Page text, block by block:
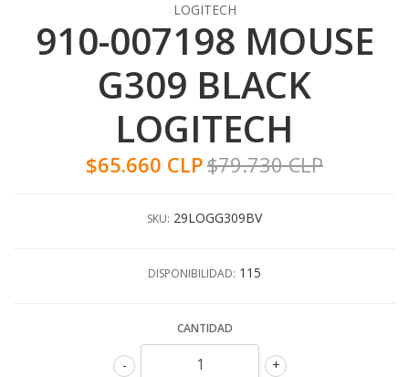
LOGITECH
910-007198 MOUSE
G309 BLACK
LOGITECH
$65.660 CLP$79.730 CLP
SKU: 29LOGG309BV
DISPONIBILIDAD: 115
CANTIDAD
+
-